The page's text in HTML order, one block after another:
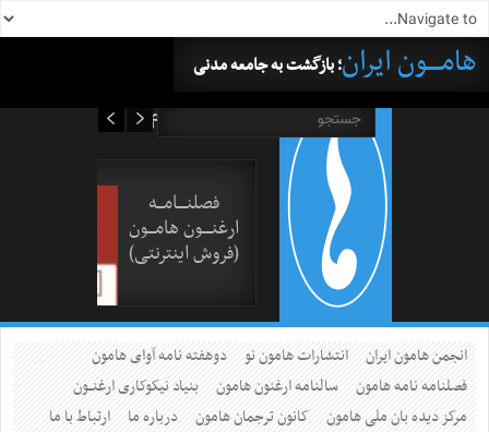
هامــــون ایران؛ بازگشت به جامعه مدنی
فصلنــــامـــه
ارغنــــون هامـــون
(فروش اینترنتی)
انجمن هامون ایران انتشارات هامون نو
دوهفته نامه آوای هامون
فصلنامه نامه هامون
سالنامه ارغنون هامون
بنیاد نیکوکاری ارغنــون
مرکز دیده بان ملی هامون
کانون ترجمان هامون درباره ما ارتباط با ما